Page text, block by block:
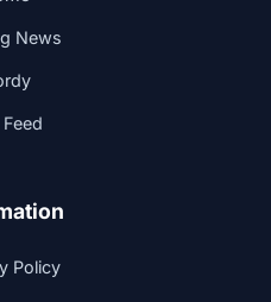
News
Feed
Policy